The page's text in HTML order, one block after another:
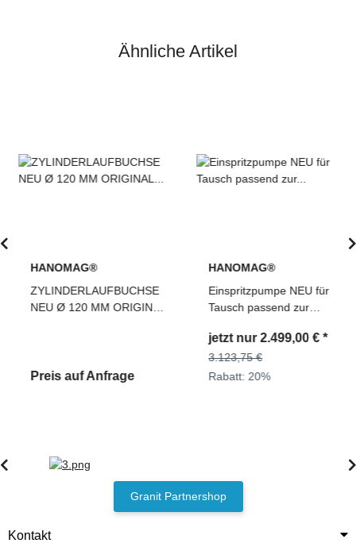
Ähnliche Artikel
HANOMAG®
ZYLINDERLAUFBUCHSE
NEU Ø 120 MM ORIGINAL
Preis auf Anfrage
HANOMAG®
Einspritzpumpe NEU für
Tausch passend zur
Teile Nr: 2992587M91,
0400676190
jetzt nur2.499,00 € *
3.123,75 €
Rabatt:20%
Granit Partnershop
Kontakt